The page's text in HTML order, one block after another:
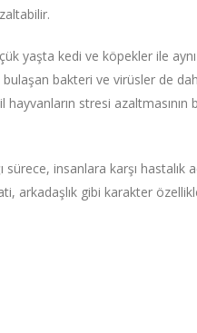
yaşta kedi ve köpekler ile
bakteri ve virüsler de
hayvanların stresi azaltmasının
sürece, insanlara karşı hastalık
arkadaşlık gibi karakter